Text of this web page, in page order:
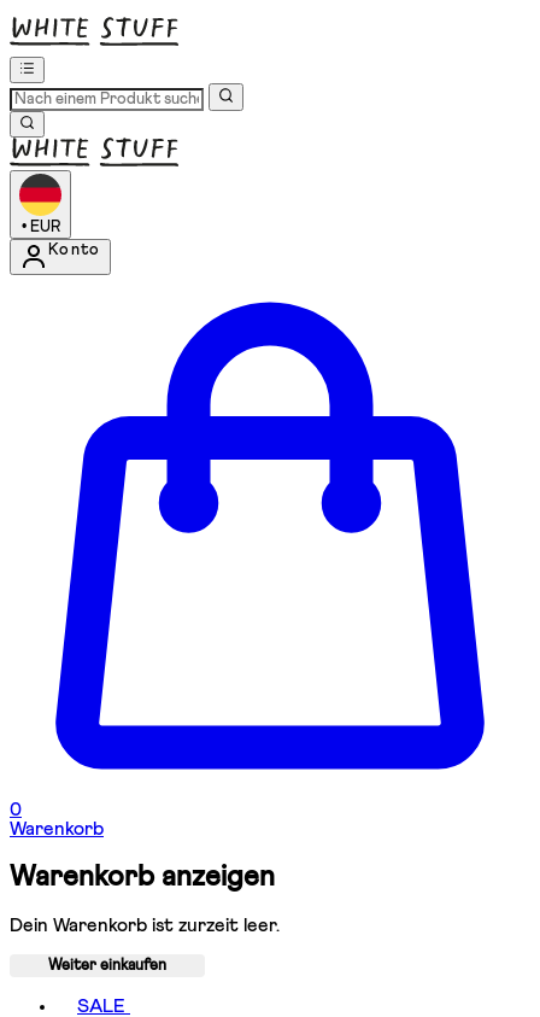
• EUR
Konto
0
Warenkorb
Warenkorb anzeigen
Dein Warenkorb ist zurzeit leer.
Weiter einkaufen
SALE